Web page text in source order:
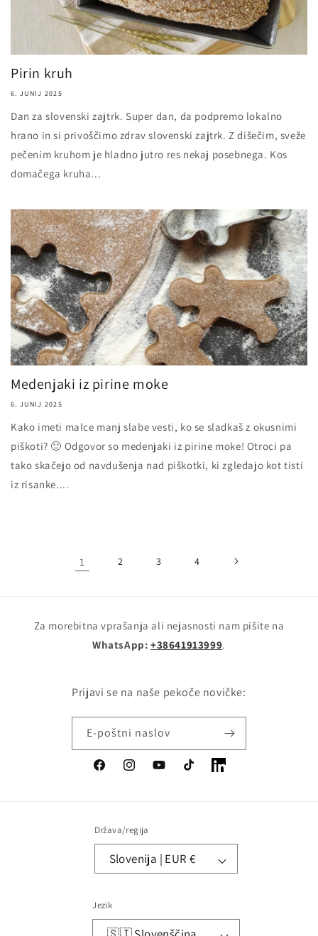
Pirin kruh
6. JUNIJ 2025
Dan za slovenski zajtrk. Super dan, da podpremo lokalno
hrano in si privoščimo zdrav slovenski zajtrk. Z dišečim, sveže
pečenim kruhom je hladno jutro res nekaj posebnega. Kos
domačega kruha...
Medenjaki iz pirine moke
6. JUNIJ 2025
Kako imeti malce manj slabe vesti, ko se sladkaš z okusnimi
piškoti? 🙂 Odgovor so medenjaki iz pirine moke! Otroci pa
tako skačejo od navdušenja nad piškotki, ki zgledajo kot tisti
iz risanke....
1 2 3 4
Za morebitna vprašanja ali nejasnosti nam pišite na
WhatsApp:+38641913999.
Prijavi se na naše pekoče novičke:
E-poštni naslov
FacebookInstagramYouTubeTikTok LinkedIn
Država/regija
Slovenija | EUR €
Jezik